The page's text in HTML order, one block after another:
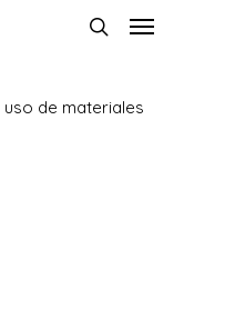
de materiales